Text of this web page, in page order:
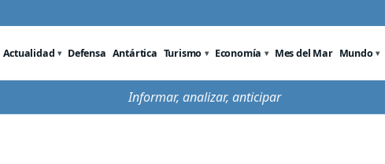
Actualidad Defensa Antártica Turismo Economía Mes del Mar Mundo
Informar, analizar, anticipar